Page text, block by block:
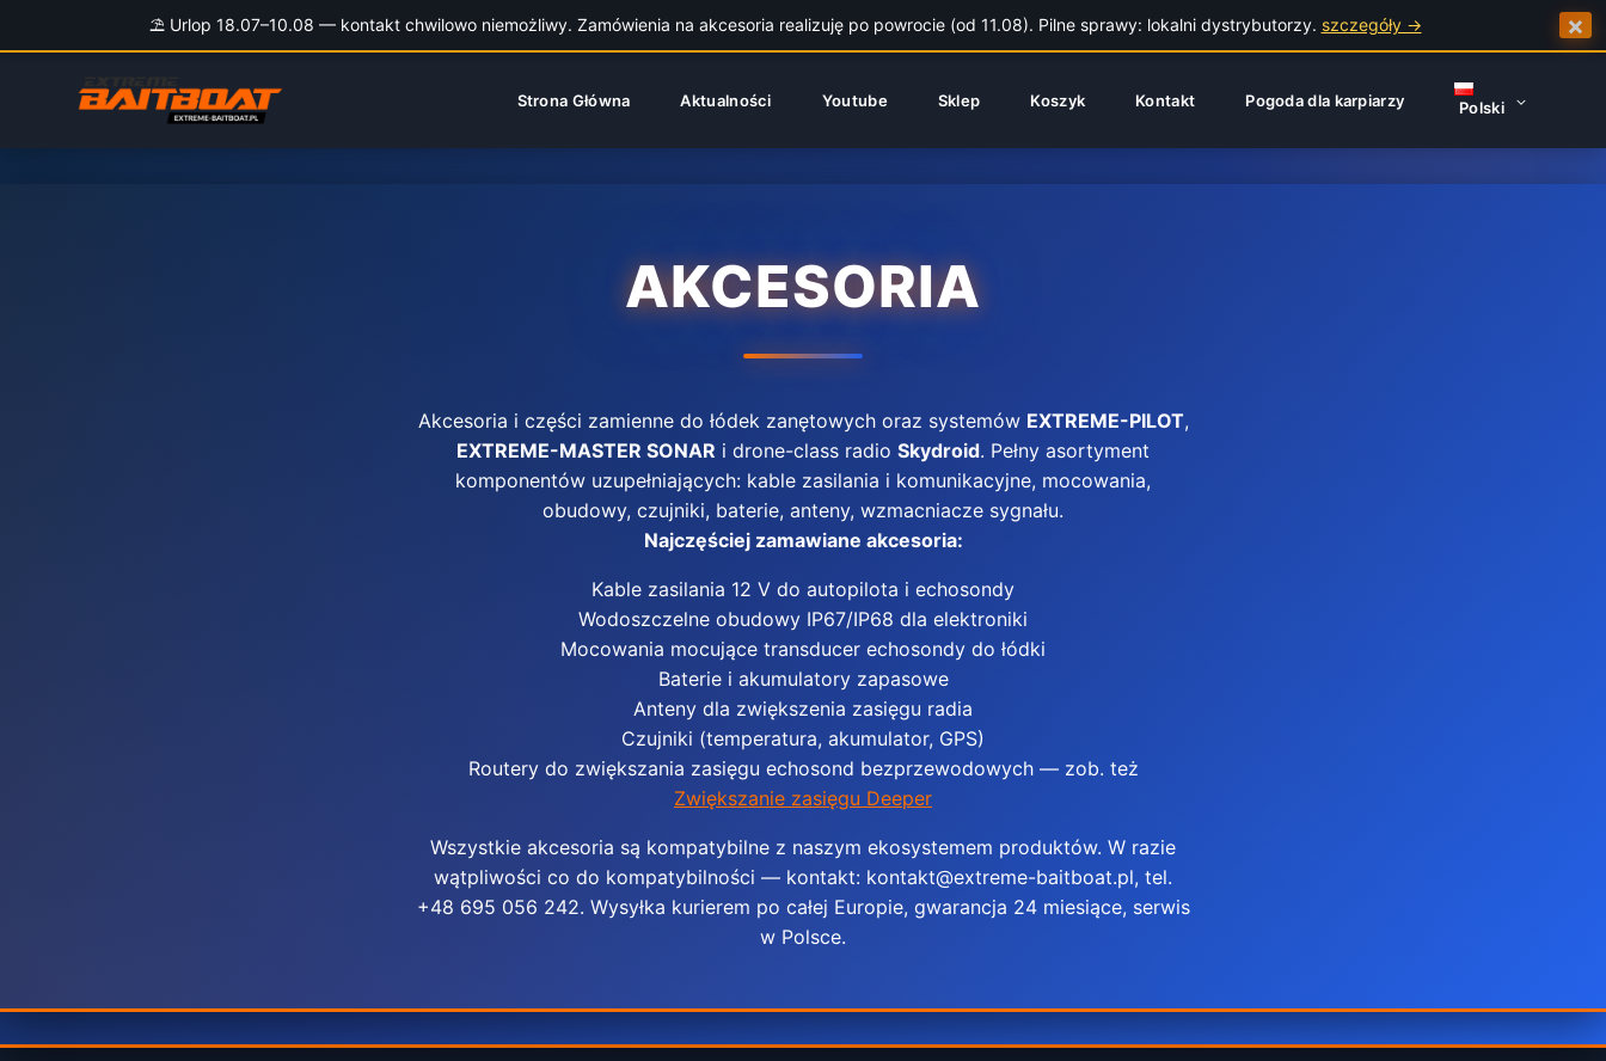
⛱️ Urlop 18.07–10.08 — kontakt chwilowo niemożliwy. Zamówienia na akcesoria realizuję po powrocie (od 11.08). Pilne sprawy: lokalni dystrybutorzy. szczegóły → ×
Strona Główna Aktualności Youtube Sklep Koszyk Kontakt Pogoda dla karpiarzy Polski
AKCESORIA
Akcesoria i części zamienne do łódek zanętowych oraz systemów EXTREME-PILOT,
EXTREME-MASTER SONAR i drone-class radio Skydroid. Pełny asortyment
komponentów uzupełniających: kable zasilania i komunikacyjne, mocowania,
obudowy, czujniki, baterie, anteny, wzmacniacze sygnału.
Najczęściej zamawiane akcesoria:
Kable zasilania 12 V do autopilota i echosondy
Wodoszczelne obudowy IP67/IP68 dla elektroniki
Mocowania mocujące transducer echosondy do łódki
Baterie i akumulatory zapasowe
Anteny dla zwiększenia zasięgu radia
Czujniki (temperatura, akumulator, GPS)
Routery do zwiększania zasięgu echosond bezprzewodowych — zob. też
Zwiększanie zasięgu Deeper
Wszystkie akcesoria są kompatybilne z naszym ekosystemem produktów. W razie
wątpliwości co do kompatybilności — kontakt: kontakt@extreme-baitboat.pl, tel.
+48 695 056 242. Wysyłka kurierem po całej Europie, gwarancja 24 miesiące, serwis
w Polsce.